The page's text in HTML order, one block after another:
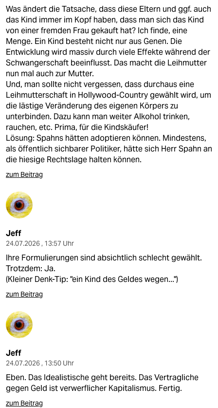
Was ändert die Tatsache, dass diese Eltern und ggf. auch
das Kind immer im Kopf haben, dass man sich das Kind
von einer fremden Frau gekauft hat? Ich finde, eine
Menge. Ein Kind besteht nicht nur aus Genen. Die
Entwicklung wird massiv durch viele Effekte während der
Schwangerschaft beeinflusst. Das macht die Leihmutter
nun mal auch zur Mutter.
Und, man sollte nicht vergessen, dass durchaus eine
Leihmutterschaft in Hollywood-Country gewählt wird, um
die lästige Veränderung des eigenen Körpers zu
unterbinden. Dazu kann man weiter Alkohol trinken,
rauchen, etc. Prima, für die Kindskäufer!
Lösung: Spahns hätten adoptieren können. Mindestens,
als öffentlich sichbarer Politiker, hätte sich Herr Spahn an
die hiesige Rechtslage halten können.
zum Beitrag
Jeff
24.07.2026 , 13:57 Uhr
Ihre Formulierungen sind absichtlich schlecht gewählt.
Trotzdem: Ja.
(Kleiner Denk-Tip: "ein Kind des Geldes wegen...")
zum Beitrag
Jeff
24.07.2026 , 13:50 Uhr
Eben. Das Idealistische geht bereits. Das Vertragliche
gegen Geld ist verwerflicher Kapitalismus. Fertig.
zum Beitrag